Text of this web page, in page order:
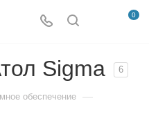
0
Sigma 6
обеспечение —